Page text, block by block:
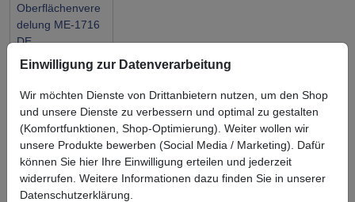
Oberflächenvere
delung ME-1716
DE
Ihre Vorteile bei uns
3M BestPartner Commercial Solutions
Einwilligung zur Datenverarbeitung
Wir möchten Dienste von Drittanbietern nutzen, um den Shop
und unsere Dienste zu verbessern und optimal zu gestalten
(Komfortfunktionen, Shop-Optimierung). Weiter wollen wir
unsere Produkte bewerben (Social Media / Marketing). Dafür
können Sie hier Ihre Einwilligung erteilen und jederzeit
widerrufen. Weitere Informationen dazu finden Sie in unserer
Datenschutzerklärung.